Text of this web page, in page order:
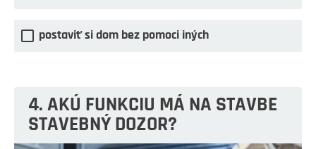
postaviť si dom bez pomoci iných
4. AKÚ FUNKCIU MÁ NA STAVBE
STAVEBNÝ DOZOR?